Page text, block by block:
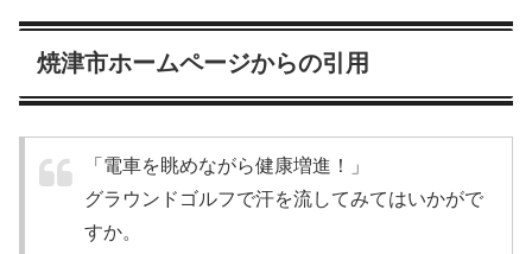
焼津市ホームページからの引用
「電車を眺めながら健康増進！」
グラウンドゴルフで汗を流してみてはいかがで
すか。